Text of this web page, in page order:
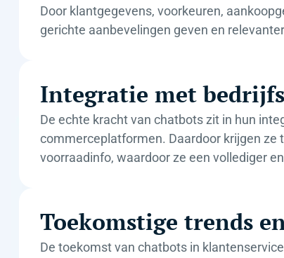
Door klantgegevens, voorkeuren,
gerichte aanbevelingen geven en
Integratie met
De echte kracht van chatbots zit in hun
commerceplatformen. Daardoor krijgen
voorraadinfo, waardoor ze een vollediger
Toekomstige trends
De toekomst van chatbots in